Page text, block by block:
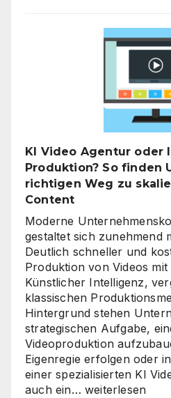
KI Video Agentur oder
Produktion? So finden
richtigen Weg zu
Content
Moderne
gestaltet sich zunehmend
Deutlich schneller und
Produktion von Videos
Künstlicher Intelligenz,
klassischen
Hintergrund stehen
strategischen Aufgabe,
Videoproduktion
Eigenregie erfolgen oder
einer spezialisierten KI
auch ein… KI
weiterlesen